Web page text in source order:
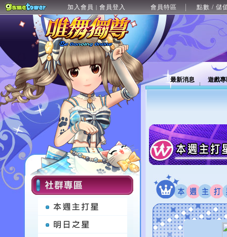
加入會員 | 會員登入 會員特區 點數 / 儲
最新消息 遊戲